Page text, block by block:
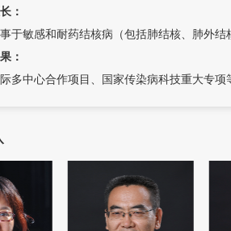
：
敏感和耐药结核病（包括肺结核、肺外结
：
中心合作项目、国家传染病科技重大专项